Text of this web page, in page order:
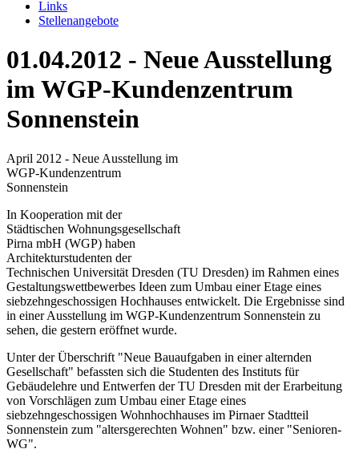
Links
Stellenangebote
01.04.2012 - Neue Ausstellung
im WGP-Kundenzentrum
Sonnenstein
April 2012 - Neue Ausstellung im
WGP-Kundenzentrum
Sonnenstein
In Kooperation mit der
Städtischen Wohnungsgesellschaft
Pirna mbH (WGP) haben
Architekturstudenten der
Technischen Universität Dresden (TU Dresden) im Rahmen eines
Gestaltungswettbewerbes Ideen zum Umbau einer Etage eines
siebzehngeschossigen Hochhauses entwickelt. Die Ergebnisse sind
in einer Ausstellung im WGP-Kundenzentrum Sonnenstein zu
sehen, die gestern eröffnet wurde.
Unter der Überschrift "Neue Bauaufgaben in einer alternden
Gesellschaft" befassten sich die Studenten des Instituts für
Gebäudelehre und Entwerfen der TU Dresden mit der Erarbeitung
von Vorschlägen zum Umbau einer Etage eines
siebzehngeschossigen Wohnhochhauses im Pirnaer Stadtteil
Sonnenstein zum "altersgerechten Wohnen" bzw. einer "Senioren-
WG".